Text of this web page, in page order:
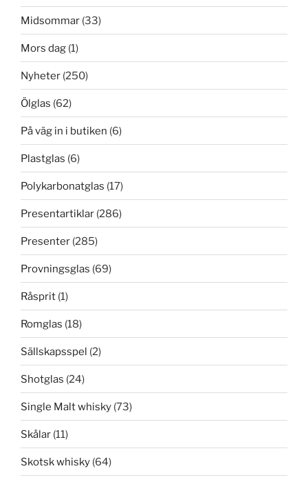
Midsommar (33)
Mors dag (1)
Nyheter (250)
Ölglas (62)
På väg in i butiken (6)
Plastglas (6)
Polykarbonatglas (17)
Presentartiklar (286)
Presenter (285)
Provningsglas (69)
Råsprit (1)
Romglas (18)
Sällskapsspel (2)
Shotglas (24)
Single Malt whisky (73)
Skålar (11)
Skotsk whisky (64)